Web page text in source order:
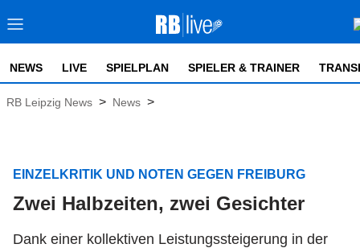
NEWS LIVE SPIELPLAN SPIELER & TRAINER
RB Leipzig News > News >
EINZELKRITIK UND NOTEN GEGEN FREIBURG
Zwei Halbzeiten, zwei Gesichter
Dank einer kollektiven Leistungssteigerung in der